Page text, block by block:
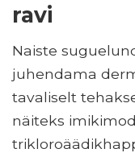
ravi
Naiste
juhendama
tavaliselt
näiteks